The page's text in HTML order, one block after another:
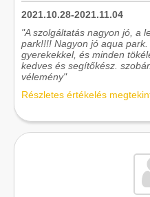
2021.10.28-2021.11.04
"A szolgáltatás nagyon jó, a
park!!!! Nagyon jó aqua
gyerekekkel, és minden
kedves és segítőkész.
vélemény"
Részletes értékelés